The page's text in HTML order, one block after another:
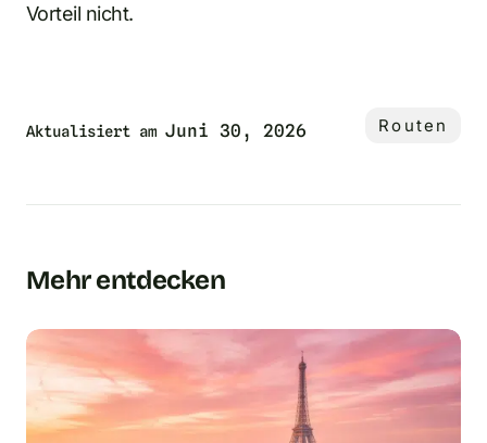
Vorteil nicht.
Aktualisiert am Juni 30, 2026 Routen
Mehr entdecken